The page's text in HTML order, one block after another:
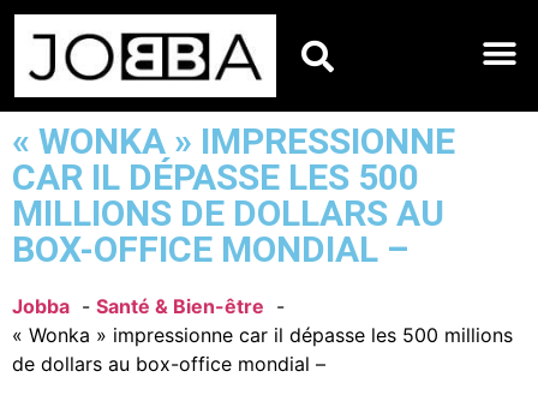
« WONKA » IMPRESSIONNE
CAR IL DÉPASSE LES 500
MILLIONS DE DOLLARS AU
BOX-OFFICE MONDIAL –
Jobba
Santé & Bien-être
« Wonka » impressionne car il dépasse les 500 millions
de dollars au box-office mondial –